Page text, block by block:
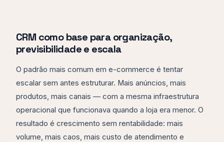
CRM como base para organização,
previsibilidade e escala
O padrão mais comum em e-commerce é tentar
escalar sem antes estruturar. Mais anúncios, mais
produtos, mais canais — com a mesma infraestrutura
operacional que funcionava quando a loja era menor. O
resultado é crescimento sem rentabilidade: mais
volume, mais caos, mais custo de atendimento e